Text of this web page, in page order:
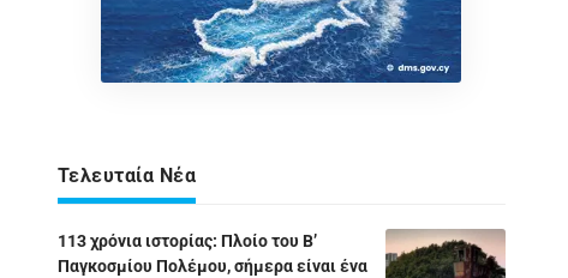
Τελευταία Νέα
113 χρόνια ιστορίας: Πλοίο του Β’
Παγκοσμίου Πολέμου, σήμερα είναι ένα